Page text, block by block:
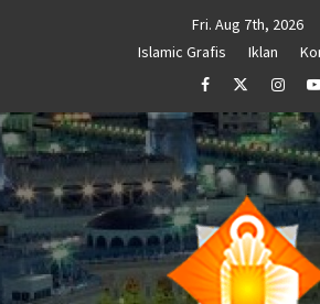
Fri. Aug 7th, 2026
Islamic Grafis
Iklan
FacebookTwitter